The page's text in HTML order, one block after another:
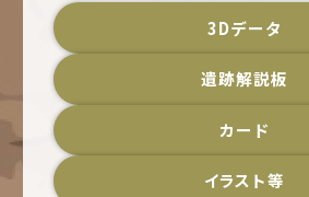
3Dデータ
遺跡解説板
カード
イラスト等